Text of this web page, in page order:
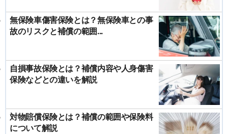
無保険車傷害保険とは？無保険車との事
故のリスクと補償の範囲...
自損事故保険とは？補償内容や人身傷害
保険などとの違いを解説
対物賠償保険とは？補償の範囲や保険料
について解説